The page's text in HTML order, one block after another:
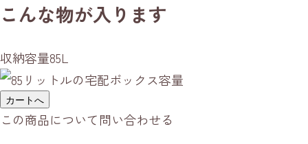
こんな物が入ります
収納容量85L
カートへ
この商品について問い合わせる